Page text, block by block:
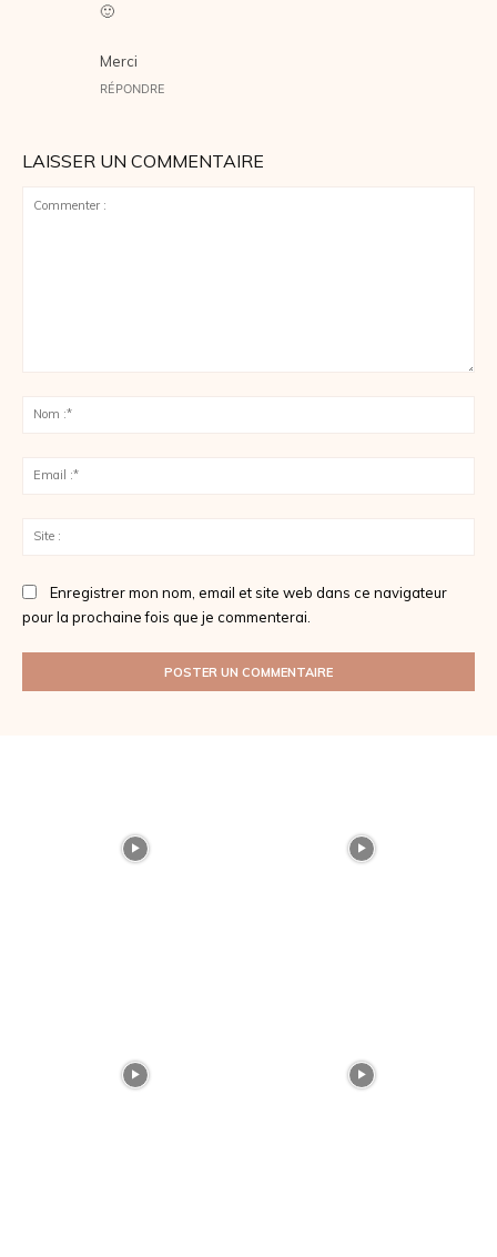
🙂
Merci
RÉPONDRE
LAISSER UN COMMENTAIRE
Enregistrer mon nom, email et site web dans ce navigateur
pour la prochaine fois que je commenterai.